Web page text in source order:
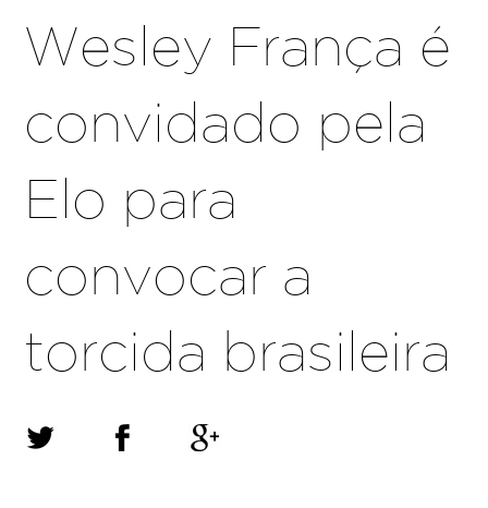
Wesley França é
convidado pela
Elo para
convocar a
torcida brasileira